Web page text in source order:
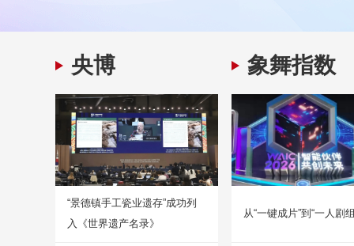
央博
“景德镇手工瓷业遗存”成功列
入《世界遗产名录》
象舞指数
从“一键成片”到“一人剧